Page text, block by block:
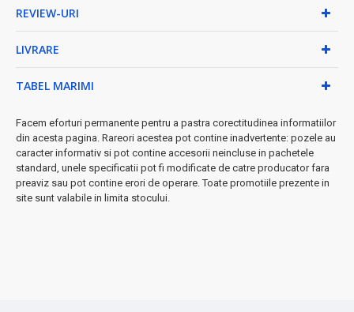
✓ Suprafață netedă, fără canturi - curățare simplă în
✓ Design ultra-slim care se integrează perfect în orice
✓ Panoul de control intuitiv cu display digital
•Eficiență energetică- consumă cu 50% mai puțin decât
plitele clasice
•Siguranță maximă- nu se încălzește suprafața, risc zero
de arsuri
•Gătire rapidă- apa fierbe în mai puțin de 2 minute ⚡
REVIEW-URI
LIVRARE
TABEL MARIMI
Facem eforturi permanente pentru a pastra corectitudinea informatiilor
din acesta pagina. Rareori acestea pot contine inadvertente: pozele au
caracter informativ si pot contine accesorii neincluse in pachetele
standard, unele specificatii pot fi modificate de catre producator fara
preaviz sau pot contine erori de operare. Toate promotiile prezente in
site sunt valabile in limita stocului.